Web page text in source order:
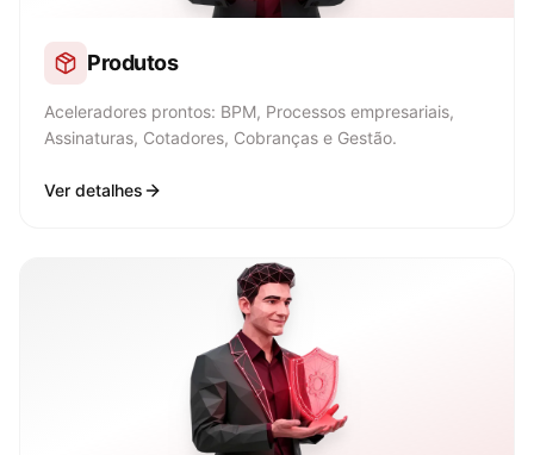
Produtos
Aceleradores prontos: BPM, Processos empresariais,
Assinaturas, Cotadores, Cobranças e Gestão.
Ver detalhes